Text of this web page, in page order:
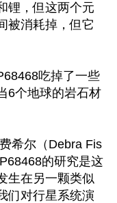
锂，但这两个元
被消耗掉，但它
吃掉了一些
6个地球的岩石材
希尔（Debra Fis
的研究是这
生在另一颗类似
们对行星系统演